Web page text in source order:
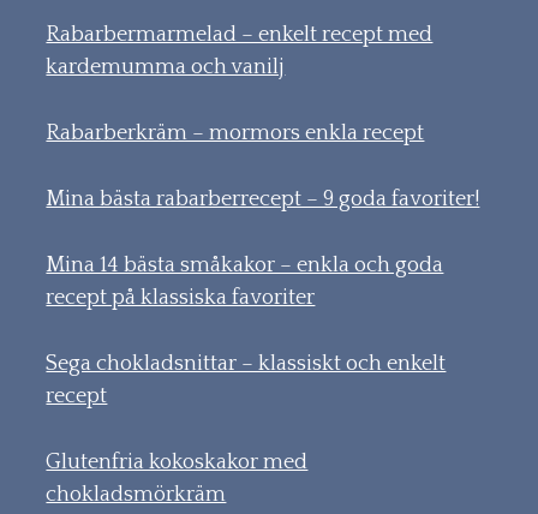
Rabarbermarmelad – enkelt recept med
kardemumma och vanilj
Rabarberkräm – mormors enkla recept
Mina bästa rabarberrecept – 9 goda favoriter!
Mina 14 bästa småkakor – enkla och goda
recept på klassiska favoriter
Sega chokladsnittar – klassiskt och enkelt
recept
Glutenfria kokoskakor med
chokladsmörkräm